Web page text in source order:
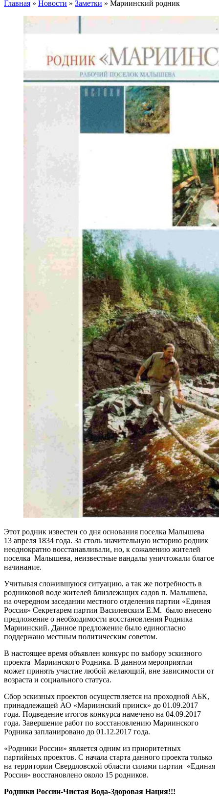
Главная » Новости » Заметки » Мариинский родник
Этот родник известен со дня основания поселка Малышева
13 апреля 1834 года. За столь значительную историю родник
неоднократно восстанавливали, но, к сожалению жителей
поселка Малышева, неизвестные вандалы уничтожали благое
начинание.
Учитывая сложившуюся ситуацию, а так же потребность в
родниковой воде жителей близлежащих садов п. Малышева,
на очередном заседании местного отделения партии «Единая
Россия» Секретарем партии Василевским Е.М. было внесено
предложение о необходимости восстановления Родника
Мариинский. Данное предложение было единогласно
поддержано местным политическим советом.
В настоящее время объявлен конкурс по выбору эскизного
проекта Мариинского Родника. В данном мероприятии
может принять участие любой желающий, вне зависимости от
возраста и социального статуса.
Сбор эскизных проектов осуществляется на проходной АБК,
принадлежащей АО «Мариинский прииск» до 01.09.2017
года. Подведение итогов конкурса намечено на 04.09.2017
года. Завершение работ по восстановлению Мариинского
Родника запланировано до 01.12.2017 года.
«Родники России» является одним из приоритетных
партийных проектов. С начала старта данного проекта только
на территории Свердловской области силами партии «Единая
Россия» восстановлено около 15 родников.
Родники России-Чистая Вода-Здоровая Нация!!!